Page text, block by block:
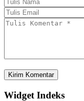
Widget Indeks